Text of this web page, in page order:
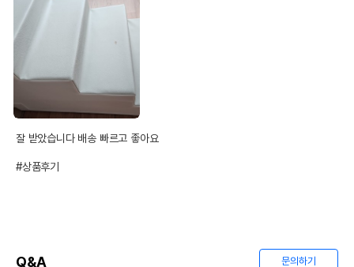
잘 받았습니다 배송 빠르고 좋아요
#상품후기
Q&A 문의하기